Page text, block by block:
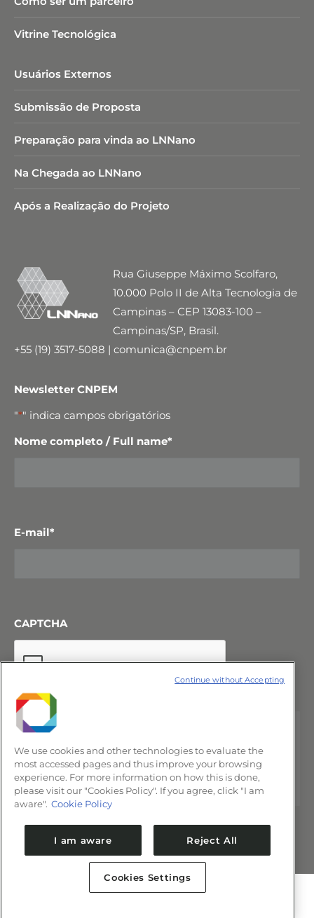
Vitrine Tecnológica
Usuários Externos
Submissão de Proposta
Preparação para vinda ao LNNano
Na Chegada ao LNNano
Após a Realização do Projeto
Rua Giuseppe Máximo Scolfaro,
10.000 Polo II de Alta Tecnologia de
Campinas – CEP 13083-100 –
Campinas/SP, Brasil.
+55 (19) 3517-5088 | comunica@cnpem.br
Newsletter CNPEM
"*" indica campos obrigatórios
Nome completo / Full name*
E-mail*
CAPTCHA
We use cookies and other technologies to evaluate the
most accessed pages and thus improve your browsing
experience. For more information on how this is done,
please visit our "Cookies Policy". If you agree, click "I am
aware". Cookie Policy
I am aware Reject All
Cookies Settings
Continue without Accepting